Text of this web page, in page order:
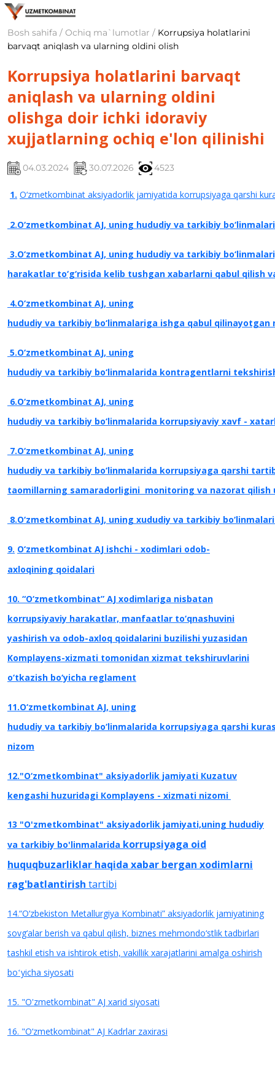
Bosh sahifa / Ochiq ma`lumotlar / Korrupsiya holatlarini
barvaqt aniqlash va ularning oldini olish
Korrupsiya holatlarini barvaqt
aniqlash va ularning oldini
olishga doir ichki idoraviy
xujjatlarning ochiq e'lon qilinishi
04.03.2024 30.07.2026 4523
1. O‘zmetkombinat aksiyadorlik jamiyatida korrupsiyaga qarshi
2.O‘zmetkombinat AJ, uning hududiy va tarkibiy
3.O‘zmetkombinat AJ, uning hududiy va tarkibiy
harakatlar to‘g‘risida kelib tushgan xabarlarni qabul qilish
4.O‘zmetkombinat AJ, uning
hududiy va tarkibiy bo‘linmalariga ishga qabul qilinayotgan
5.O‘zmetkombinat AJ, uning
hududiy va tarkibiy bo‘linmalarida kontragentlarni
6.O‘zmetkombinat AJ, uning
hududiy va tarkibiy bo‘linmalarida korrupsiyaviy xavf -
7.O‘zmetkombinat AJ, uning
hududiy va tarkibiy bo‘linmalarida korrupsiyaga qarshi
taomillarning samaradorligini monitoring va nazorat qilish
8.O‘zmetkombinat AJ, uning xududiy va tarkibiy
9. O‘zmetkombinat AJ ishchi - xodimlari odob-
axloqining qoidalari
10. “O‘zmetkombinat” AJ xodimlariga nisbatan
korrupsiyaviy harakatlar, manfaatlar to‘qnashuvini
yashirish va odob-axloq qoidalarini buzilishi yuzasidan
Komplayens-xizmati tomonidan xizmat tekshiruvlarini
o‘tkazish bo‘yicha reglament
11.O‘zmetkombinat AJ, uning
hududiy va tarkibiy bo‘linmalarida korrupsiyaga qarshi
nizom
12."O‘zmetkombinat" aksiyadorlik jamiyati Кuzatuv
kengashi huzuridagi Коmрlауеns - xizmati nizomi
13 "O'zmetkombinat" aksiyadorlik jamiyati,uning hududiy
va tarkibiy bo'linmalarida korrupsiyaga oid
huquqbuzarliklar haqida xabar bergan xodimlarni
rag'batlantirish tartibi
14.“O‘zbekiston Metallurgiya Kombinati” aksiyadorlik jamiyatining
sovg‘alar berish va qabul qilish, biznes mehmondo‘stlik tadbirlari
tashkil etish va ishtirok etish, vakillik xarajatlarini amalga oshirish
boʻyicha siyosati
15. "O'zmetkombinat" AJ xarid siyosati
16. "O‘zmetkombinat" AJ Kadrlar zaxirasi